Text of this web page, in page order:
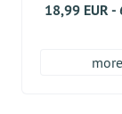
18,99 EUR -